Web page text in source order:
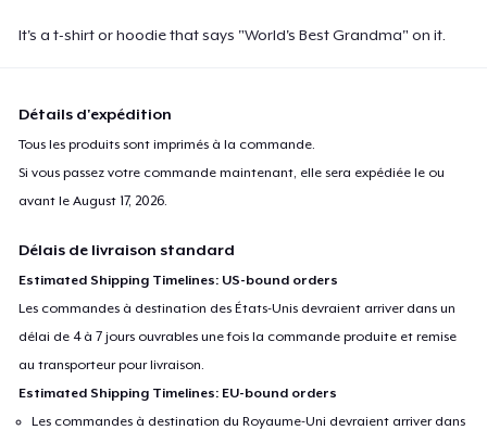
It's a t-shirt or hoodie that says "World's Best Grandma" on it.
Détails d'expédition
Tous les produits sont imprimés à la commande.
Si vous passez votre commande maintenant, elle sera expédiée le ou
avant leAugust 17, 2026.
Délais de livraison standard
Estimated Shipping Timelines: US-bound orders
Les commandes à destination des États-Unis devraient arriver dans un
délai de 4 à 7 jours ouvrables une fois la commande produite et remise
au transporteur pour livraison.
Estimated Shipping Timelines: EU-bound orders
Les commandes à destination du Royaume-Uni devraient arriver dans